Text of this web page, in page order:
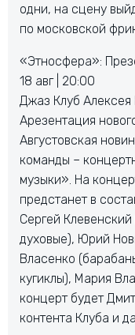
одни, на сцену
по московской
«Этносфера»:
18 авг | 20:00
Джаз Клуб Алексея
Арезентация
Августовская
команды –
музыки». На
предстанет в
Сергей
духовые), Юрий
Власенко
кугиклы), Мария
концерт будет
контента Клуба и